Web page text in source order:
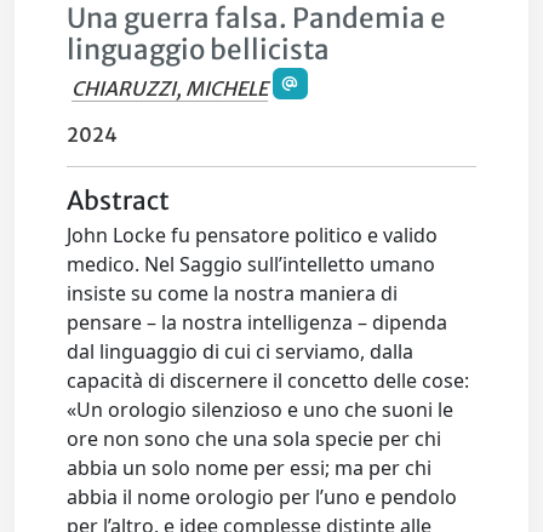
Una guerra falsa. Pandemia e
linguaggio bellicista
CHIARUZZI, MICHELE
2024
Abstract
John Locke fu pensatore politico e valido
medico. Nel Saggio sull’intelletto umano
insiste su come la nostra maniera di
pensare – la nostra intelligenza – dipenda
dal linguaggio di cui ci serviamo, dalla
capacità di discernere il concetto delle cose:
«Un orologio silenzioso e uno che suoni le
ore non sono che una sola specie per chi
abbia un solo nome per essi; ma per chi
abbia il nome orologio per l’uno e pendolo
per l’altro, e idee complesse distinte alle